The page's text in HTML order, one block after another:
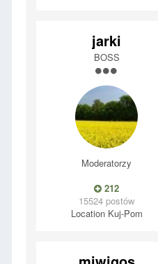
jarki
BOSS
Moderatorzy
212
15524 postów
LocationKuj-Pom